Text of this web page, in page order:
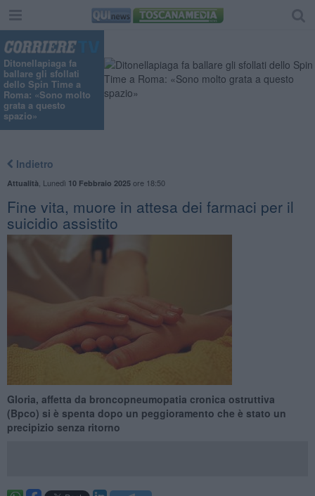
Ditonellapiaga fa
ballare gli sfollati
dello Spin Time a
Roma: «Sono molto
grata a questo
spazio»
Indietro
Attualità Lunedì 10 Febbraio 2025ore 18:50
Fine vita, muore in attesa dei farmaci per il
suicidio assistito
Gloria, affetta da broncopneumopatia cronica ostruttiva
(Bpco) si è spenta dopo un peggioramento che è stato un
precipizio senza ritorno